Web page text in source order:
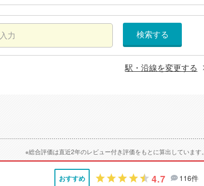
検索する
駅・沿線を変更する
※総合評価は直近2年のレビュー付き評価をもとに算出しています。
おすすめ 4.7 116件